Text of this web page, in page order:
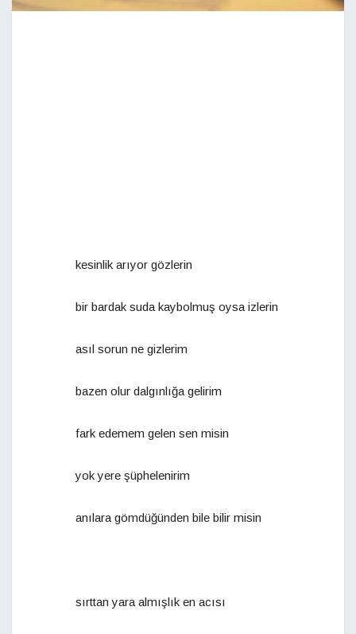
kesinlik arıyor gözlerin
bir bardak suda kaybolmuş oysa izlerin
asıl sorun ne gizlerim
bazen olur dalgınlığa gelirim
fark edemem gelen sen misin
yok yere şüphelenirim
anılara gömdüğünden bile bilir misin
sırttan yara almışlık en acısı